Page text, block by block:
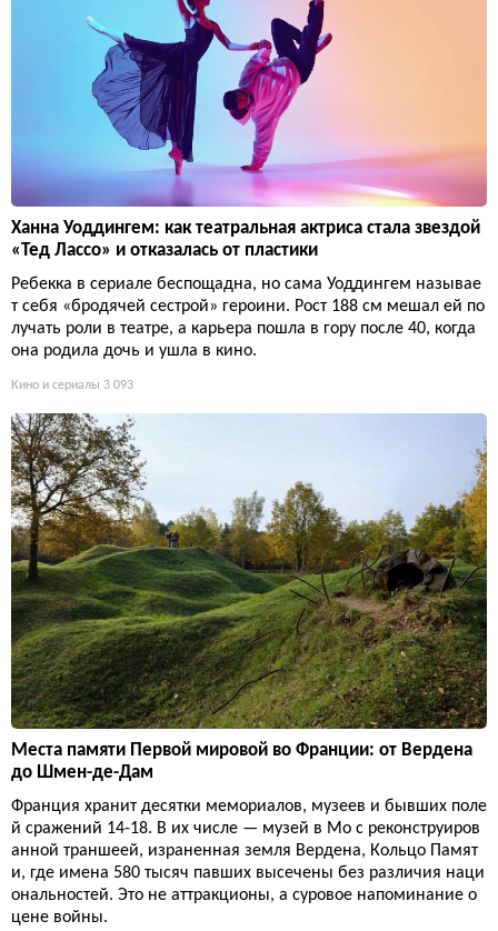
Ханна Уоддингем: как театральная актриса стала звездой
«Тед Лассо» и отказалась от пластики
Ребекка в сериале беспощадна, но сама Уоддингем называе
т себя «бродячей сестрой» героини. Рост 188 см мешал ей по
лучать роли в театре, а карьера пошла в гору после 40, когда
она родила дочь и ушла в кино.
Кино и сериалы 3 093
Места памяти Первой мировой во Франции: от Вердена
до Шмен-де-Дам
Франция хранит десятки мемориалов, музеев и бывших поле
й сражений 14-18. В их числе — музей в Мо с реконструиров
анной траншеей, израненная земля Вердена, Кольцо Памят
и, где имена 580 тысяч павших высечены без различия наци
ональностей. Это не аттракционы, а суровое напоминание о
цене войны.